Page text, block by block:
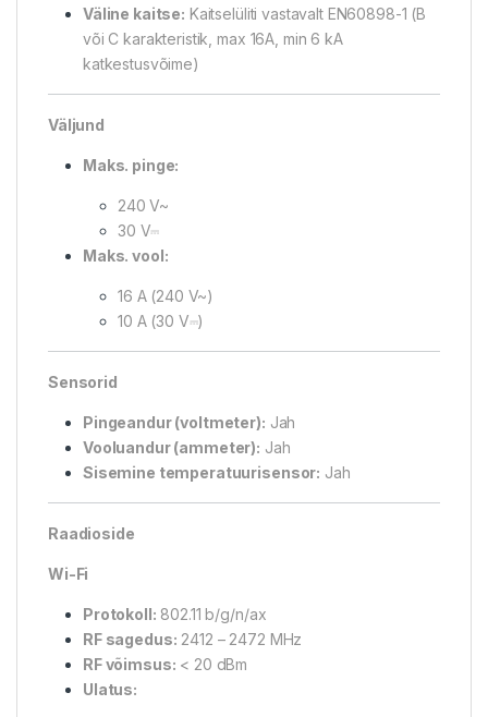
Väline kaitse: Kaitselüliti vastavalt EN60898-1 (B
või C karakteristik, max 16A, min 6 kA
katkestusvõime)
Väljund
Maks. pinge:
240 V~
30 V⎓
Maks. vool:
16 A (240 V~)
10 A (30 V⎓)
Sensorid
Pingeandur (voltmeter): Jah
Vooluandur (ammeter): Jah
Sisemine temperatuurisensor: Jah
Raadioside
Wi-Fi
Protokoll: 802.11 b/g/n/ax
RF sagedus: 2412 – 2472 MHz
RF võimsus: < 20 dBm
Ulatus: